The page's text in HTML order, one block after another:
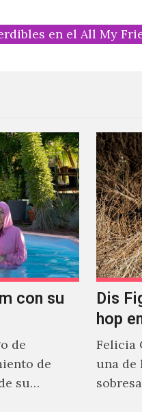
en el All My
con su
de
de
su
Dis
hop
Felicia
una de